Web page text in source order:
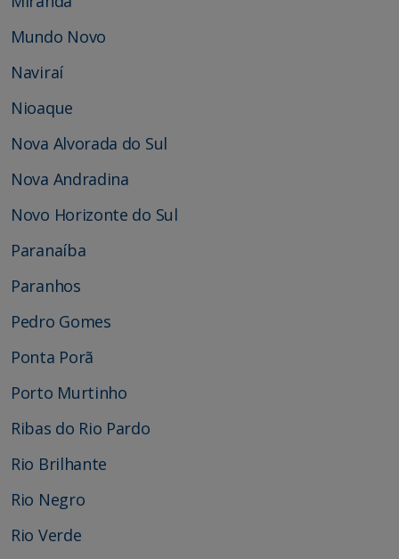
Mundo Novo
Naviraí
Nioaque
Nova Alvorada do Sul
Nova Andradina
Novo Horizonte do Sul
Paranaíba
Paranhos
Pedro Gomes
Ponta Porã
Porto Murtinho
Ribas do Rio Pardo
Rio Brilhante
Rio Negro
Rio Verde